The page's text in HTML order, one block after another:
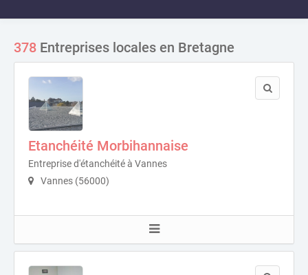
378 Entreprises locales en Bretagne
Etanchéité Morbihannaise
Entreprise d'étanchéité à Vannes
Vannes (56000)